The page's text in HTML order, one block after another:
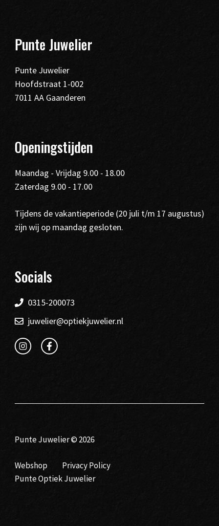
Punte Juwelier
Punte Juwelier
Hoofdstraat 1-002
7011 AA Gaanderen
Openingstijden
Maandag - Vrijdag 9.00 - 18.00
Zaterdag 9.00 - 17.00
Tijdens de vakantieperiode (20 juli t/m 17 augustus)
zijn wij op maandag gesloten.
Socials
0315-200073
juwelier@optiekjuwelier.nl
Punte Juwelier © 2026
Webshop
Privacy Policy
Punte Optiek Juwelier